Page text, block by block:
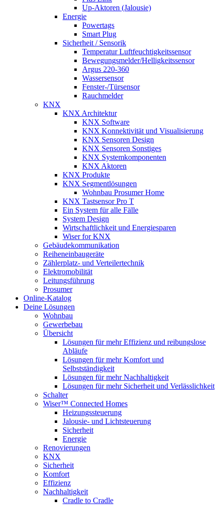
Up-Aktoren (Jalousie)
Energie
Powertags
Smart Plug
Sicherheit / Sensorik
Temperatur Luftfeuchtigkeitssensor
Bewegungsmelder/Helligkeitssensor
Argus 220-360
Wassersensor
Fenster-/Türsensor
Rauchmelder
KNX
KNX Architektur
KNX Software
KNX Konnektivität und Visualisierung
KNX Sensoren Design
KNX Sensoren Sonstiges
KNX Systemkomponenten
KNX Aktoren
KNX Produkte
KNX Segmentlösungen
Wohnbau Prosumer Home
KNX Tastsensor Pro T
Ein System für alle Fälle
System Design
Wirtschaftlichkeit und Energiesparen
Wiser for KNX
Gebäudekommunikation
Reiheneinbaugeräte
Zählerplatz- und Verteilertechnik
Elektromobilität
Leitungsführung
Prosumer
Online-Katalog
Deine Lösungen
Wohnbau
Gewerbebau
Übersicht
Lösungen für mehr Effizienz und reibungslose
Abläufe
Lösungen für mehr Komfort und
Selbstständigkeit
Lösungen für mehr Nachhaltigkeit
Lösungen für mehr Sicherheit und Verlässlichkeit
Schalter
Wiser™ Connected Homes
Heizungssteuerung
Jalousie- und Lichtsteuerung
Sicherheit
Energie
Renovierungen
KNX
Sicherheit
Komfort
Effizienz
Nachhaltigkeit
Cradle to Cradle